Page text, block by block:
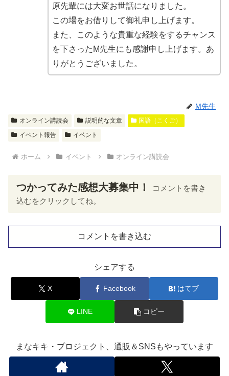
原先輩には大変お世話になりました。
この場をお借りして御礼申し上げます。
また、このような貴重な経験をするチャンス
を下さったM先生にも感謝申し上げます。あ
りがとうございました。
M先生
オンライン講読会 説明的な文章
国語（こくご）
イベント報告
イベント
ホーム イベント オンライン講読会
つかってみた感想大募集中！
コメントを書き
込むをクリックしてね。
コメントを書き込む
シェアする
X Facebook はてブ
LINE コピー
まなキキ・プロジェクト、通販＆SNSもやっています